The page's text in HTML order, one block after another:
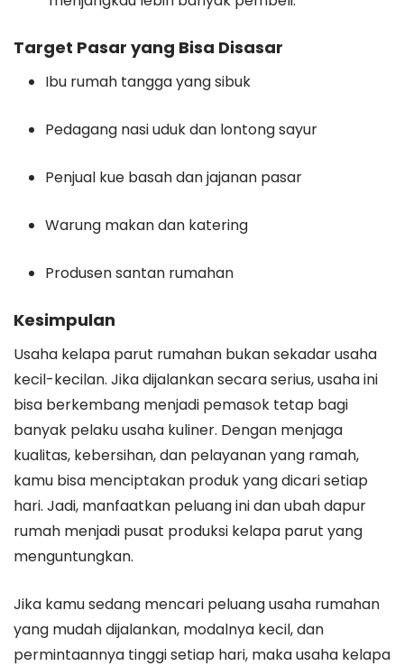
Target Pasar yang Bisa Disasar
Ibu rumah tangga yang sibuk
Pedagang nasi uduk dan lontong sayur
Penjual kue basah dan jajanan pasar
Warung makan dan katering
Produsen santan rumahan
Kesimpulan
Usaha kelapa parut rumahan bukan sekadar usaha
kecil-kecilan. Jika dijalankan secara serius, usaha ini
bisa berkembang menjadi pemasok tetap bagi
banyak pelaku usaha kuliner. Dengan menjaga
kualitas, kebersihan, dan pelayanan yang ramah,
kamu bisa menciptakan produk yang dicari setiap
hari. Jadi, manfaatkan peluang ini dan ubah dapur
rumah menjadi pusat produksi kelapa parut yang
menguntungkan.
Jika kamu sedang mencari peluang usaha rumahan
yang mudah dijalankan, modalnya kecil, dan
permintaannya tinggi setiap hari, maka usaha kelapa